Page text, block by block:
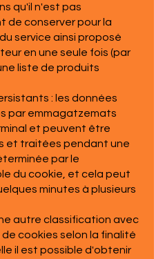
qu'il n'est pas
de conserver pour la
service ainsi proposé
en une seule fois (par
liste de produits
: les données
par emmagatzemats
et peuvent être
et traitées pendant une
par le
du cookie, et cela peut
minutes à plusieurs
autre classification avec
cookies selon la finalité
il est possible d'obtenir